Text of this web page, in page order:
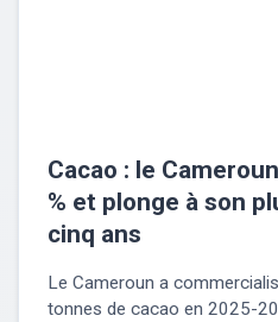
Cacao : le
% et plonge à son
cinq ans
Le Cameroun a
tonnes de cacao en 2025-